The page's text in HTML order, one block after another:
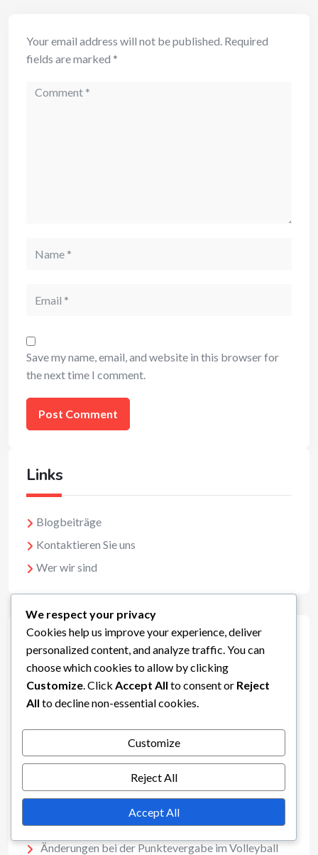
Your email address will not be published. Required
fields are marked *
Comment
Save my name, email, and website in this browser for
the next time I comment.
Links
Blogbeiträge
Kontaktieren Sie uns
Wer wir sind
Neueste Beiträge
Zusammensetzung des Volleyball-Teams der
Mittelschule: Spieler, Rollen, Grenzen
Unterschiede beim Volleyball-Set für die
Mittelschule: Punktevergabe, Regeln, Strategien
Punktesystem im Volleyball der Mittelschule:
Methoden, Regeln, Änderungen
Variationen der Punktwertung im Volleyball für die
Mittelschule: Formate, Anpassungen, Beispiele
Änderungen bei der Punktevergabe im Volleyball
We respect your privacy
Cookies help us improve your experience, deliver
personalized content, and analyze traffic. You can
choose which cookies to allow by clicking
Customize . Click Accept All to consent or Reject
All to decline non-essential cookies.
Customize
Reject All
Accept All